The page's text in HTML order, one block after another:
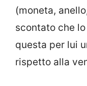
(moneta,
scontato che
questa per lui
rispetto alla